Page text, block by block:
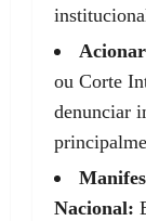
ou Corte
denunciar
Nacional: